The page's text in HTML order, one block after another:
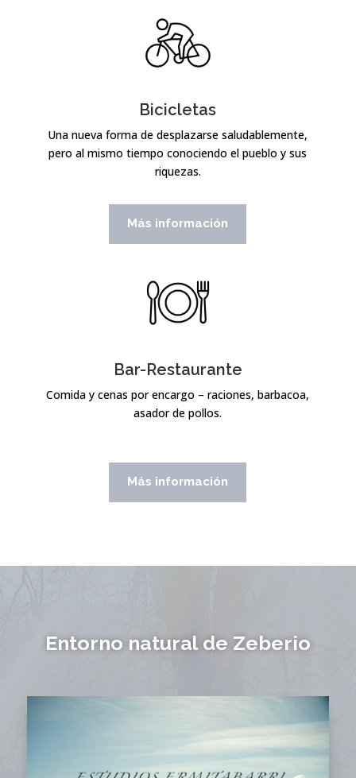
Bicicletas
Una nueva forma de desplazarse saludablemente,
pero al mismo tiempo conociendo el pueblo y sus
riquezas.
Más información
Bar-Restaurante
Comida y cenas por encargo – raciones, barbacoa,
asador de pollos.
Más información
Entorno natural de Zeberio